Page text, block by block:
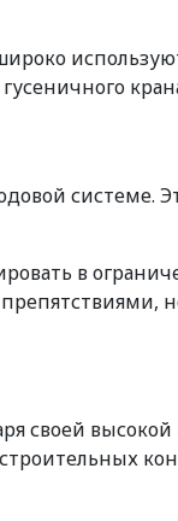
системе.
в
своей
строительных